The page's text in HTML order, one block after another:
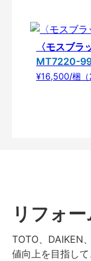
〈モスブラ
MT7220-
¥16,500/梱（
リフォ
TOTO、DAIKEN
値向上を目指し